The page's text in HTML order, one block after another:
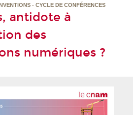
- CYCLE DE CONFÉRENCES
antidote à
des
numériques ?